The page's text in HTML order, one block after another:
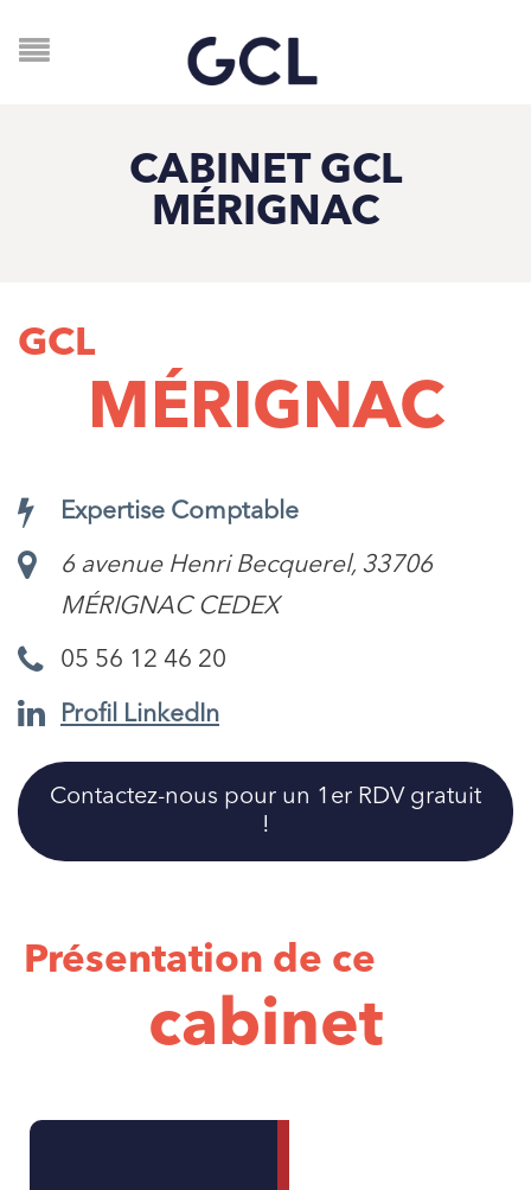
CABINET GCL
MÉRIGNAC
GCL
MÉRIGNAC
Expertise Comptable
6 avenue Henri Becquerel, 33706
MÉRIGNAC CEDEX
05 56 12 46 20
Profil LinkedIn
Contactez-nous pour un 1er RDV gratuit
!
Présentation de ce
cabinet